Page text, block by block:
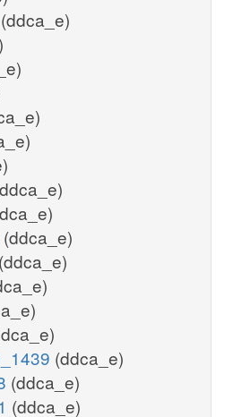
(ddca_e)
(ddca_e)
(ddca_e)
(ddca_e)
(ddca_e)
(ddca_e)